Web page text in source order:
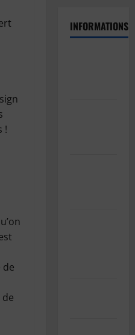
!
de
de
INFORMATIONS